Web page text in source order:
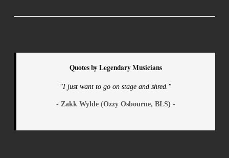
Quotes by Legendary Musicians
"I just want to go on stage and shred."
- Zakk Wylde (Ozzy Osbourne, BLS) -